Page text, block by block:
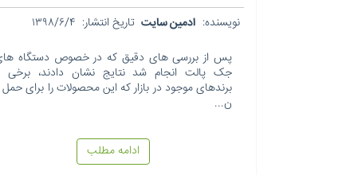
نویسنده: ادمین سایت تاریخ انتشار: ۱۳۹۸/۶/۴
پس از بررسی های دقیق که در خصوص دستگاه
جک پالت انجام شد نتایج نشان دادند، برخی
برندهای موجود در بازار که این محصولات را برای
ن...
ادامه مطلب